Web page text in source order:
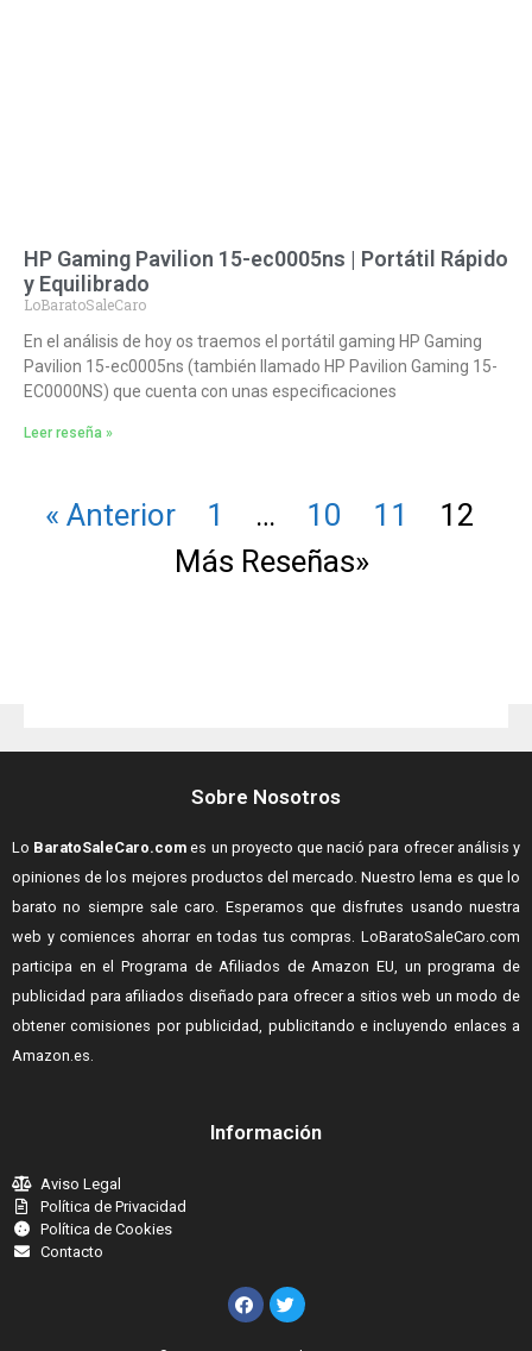
HP Gaming Pavilion 15-ec0005ns | Portátil Rápido
y Equilibrado
LoBaratoSaleCaro
En el análisis de hoy os traemos el portátil gaming HP Gaming
Pavilion 15-ec0005ns (también llamado HP Pavilion Gaming 15-
EC0000NS) que cuenta con unas especificaciones
Leer reseña »
« Anterior 1 … 10 11
12
Más Reseñas»
Sobre Nosotros
Lo BaratoSaleCaro.com es un proyecto que nació para ofrecer análisis y
opiniones de los mejores productos del mercado. Nuestro lema es que lo
barato no siempre sale caro. Esperamos que disfrutes usando nuestra
web y comiences ahorrar en todas tus compras. LoBaratoSaleCaro.com
participa en el Programa de Afiliados de Amazon EU, un programa de
publicidad para afiliados diseñado para ofrecer a sitios web un modo de
obtener comisiones por publicidad, publicitando e incluyendo enlaces a
Amazon.es.
Información
Aviso Legal
Política de Privacidad
Política de Cookies
Contacto